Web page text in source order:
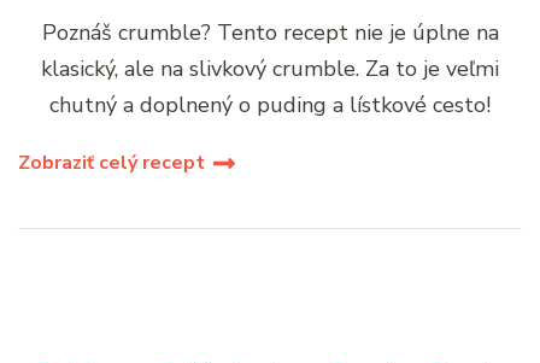
Poznáš crumble? Tento recept nie je úplne na
klasický, ale na slivkový crumble. Za to je veľmi
chutný a doplnený o puding a lístkové cesto!
Zobraziť celý recept